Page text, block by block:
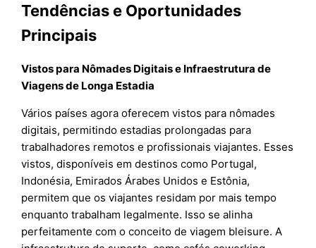
Tendências e Oportunidades
Principais
Vistos para Nômades Digitais e Infraestrutura de
Viagens de Longa Estadia
Vários países agora oferecem vistos para nômades
digitais, permitindo estadias prolongadas para
trabalhadores remotos e profissionais viajantes. Esses
vistos, disponíveis em destinos como Portugal,
Indonésia, Emirados Árabes Unidos e Estônia,
permitem que os viajantes residam por mais tempo
enquanto trabalham legalmente. Isso se alinha
perfeitamente com o conceito de viagem bleisure. A